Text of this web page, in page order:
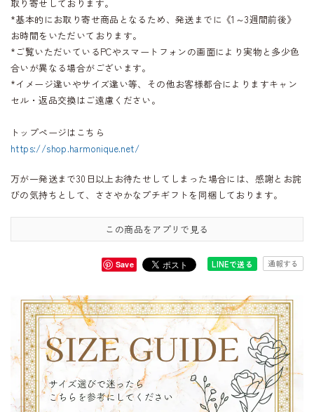
取り寄せしております。
*基本的にお取り寄せ商品となるため、発送までに《1～3週間前後》
お時間をいただいております。
*ご覧いただいているPCやスマートフォンの画面により実物と多少色
合いが異なる場合がございます。
*イメージ違いやサイズ違い等、その他お客様都合によりますキャン
セル・返品交換はご遠慮ください。
トップページはこちら
https://shop.harmonique.net/
万が一発送まで30日以上お待たせしてしまった場合には、感謝とお詫
びの気持ちとして、ささやかなプチギフトを同梱しております。
この商品をアプリで見る
Save LINEで送る 通報する